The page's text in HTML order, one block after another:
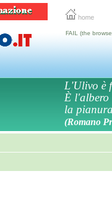
home
FAIL (the
L'Ulivo è
È l'albero
la
(Romano